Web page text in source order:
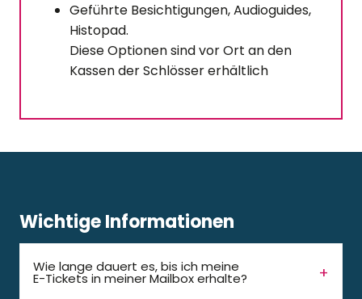
Geführte Besichtigungen, Audioguides,
Histopad.
Diese Optionen sind vor Ort an den
Kassen der Schlösser erhältlich
Wichtige Informationen
Wie lange dauert es, bis ich meine
E-Tickets in meiner Mailbox erhalte?